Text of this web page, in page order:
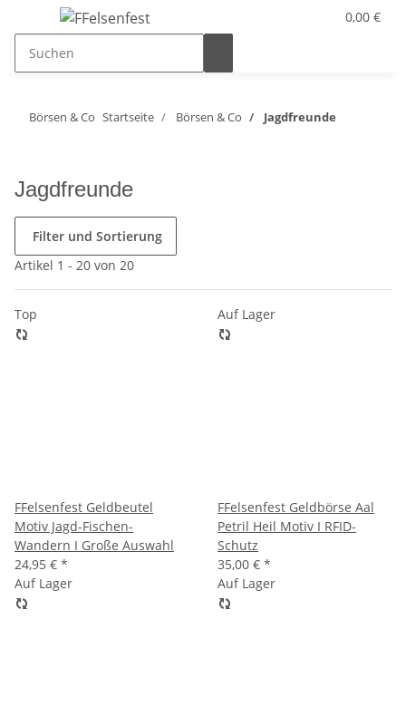
0,00 €
Börsen & Co Startseite Börsen & Co Jagdfreunde
Jagdfreunde
Filter und Sortierung
Artikel 1 - 20 von 20
Top
FFelsenfest Geldbeutel
Motiv Jagd-Fischen-
Wandern I Große Auswahl
24,95 € *
Auf Lager
FFelsenfest Geldbörse Aal
Petril Heil Motiv I RFID-
Schutz
35,00 € *
Auf Lager
Auf Lager